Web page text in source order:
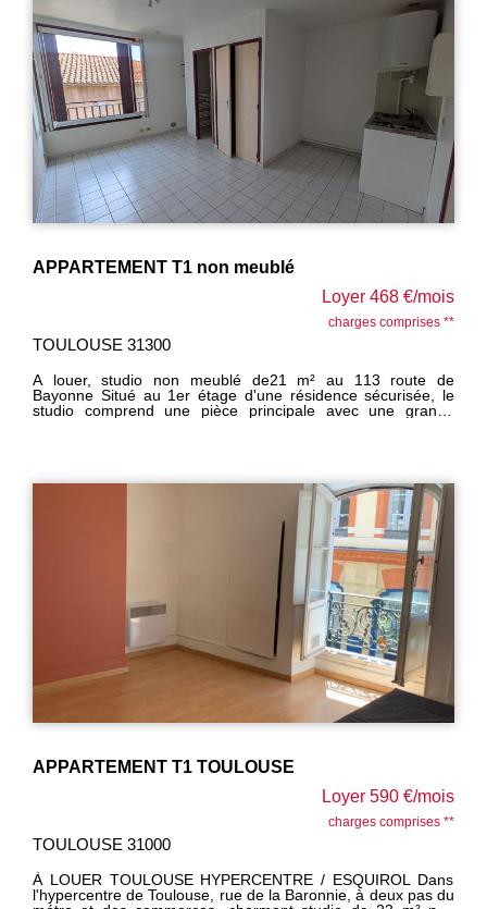
APPARTEMENT T1 non meublé
Loyer 468 €/mois
charges comprises **
TOULOUSE 31300
A louer, studio non meublé de21 m² au 113 route de
Bayonne Situé au 1er étage d'une résidence sécurisée, le
studio comprend une pièce principale avec une grande
APPARTEMENT T1 TOULOUSE
Loyer 590 €/mois
charges comprises **
TOULOUSE 31000
À LOUER TOULOUSE HYPERCENTRE / ESQUIROL Dans
l'hypercentre de Toulouse, rue de la Baronnie, à deux pas du